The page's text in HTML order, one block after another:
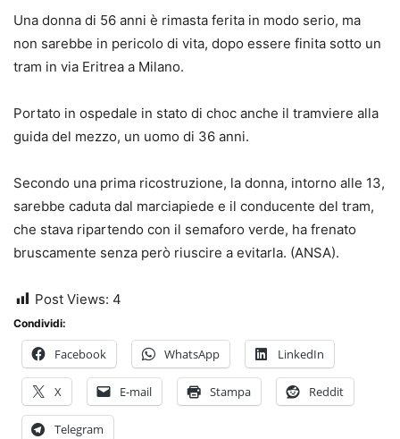
Una donna di 56 anni è rimasta ferita in modo serio, ma
non sarebbe in pericolo di vita, dopo essere finita sotto un
tram in via Eritrea a Milano.
Portato in ospedale in stato di choc anche il tramviere alla
guida del mezzo, un uomo di 36 anni.
Secondo una prima ricostruzione, la donna, intorno alle 13,
sarebbe caduta dal marciapiede e il conducente del tram,
che stava ripartendo con il semaforo verde, ha frenato
bruscamente senza però riuscire a evitarla. (ANSA).
Post Views: 4
Condividi:
Facebook WhatsApp LinkedIn
X E-mail Stampa Reddit
Telegram